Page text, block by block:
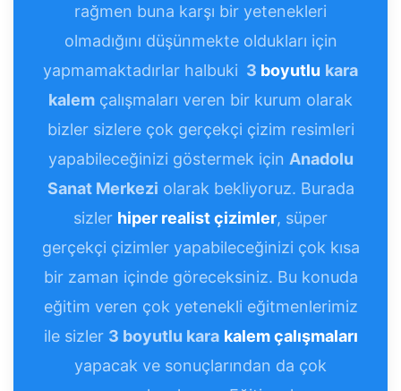
rağmen buna karşı bir yetenekleri
olmadığını düşünmekte oldukları için
yapmamaktadırlar halbuki 3 boyutlu kara
kalem çalışmaları veren bir kurum olarak
bizler sizlere çok gerçekçi çizim resimleri
yapabileceğinizi göstermek için Anadolu
Sanat Merkezi olarak bekliyoruz. Burada
sizler hiper realist çizimler, süper
gerçekçi çizimler yapabileceğinizi çok kısa
bir zaman içinde göreceksiniz. Bu konuda
eğitim veren çok yetenekli eğitmenlerimiz
ile sizler 3 boyutlu kara kalem çalışmaları
yapacak ve sonuçlarından da çok